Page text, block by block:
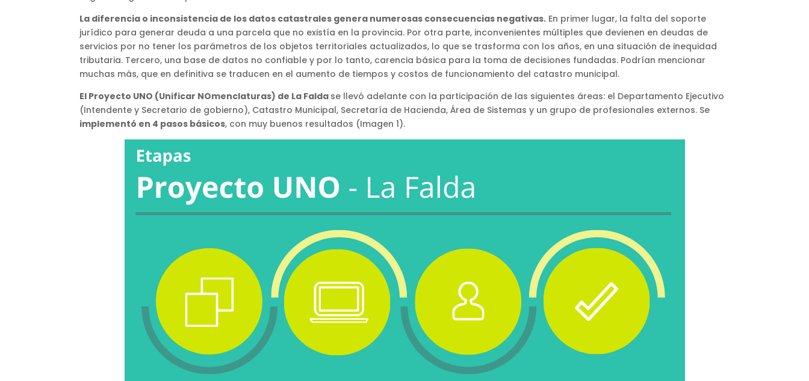
La diferencia o inconsistencia de los datos catastrales genera numerosas consecuencias negativas. En primer lugar, la falta del soporte
jurídico para generar deuda a una parcela que no existía en la provincia. Por otra parte, inconvenientes múltiples que devienen en deudas de
servicios por no tener los parámetros de los objetos territoriales actualizados, lo que se trasforma con los años, en una situación de inequidad
tributaria. Tercero, una base de datos no confiable y por lo tanto, carencia básica para la toma de decisiones fundadas. Podrían mencionar
muchas más, que en definitiva se traducen en el aumento de tiempos y costos de funcionamiento del catastro municipal.
El Proyecto UNO (Unificar NOmenclaturas) de La Falda se llevó adelante con la participación de las siguientes áreas: el Departamento Ejecutivo
(Intendente y Secretario de gobierno), Catastro Municipal, Secretaría de Hacienda, Área de Sistemas y un grupo de profesionales externos. Se
implementó en 4 pasos básicos, con muy buenos resultados (Imagen 1).